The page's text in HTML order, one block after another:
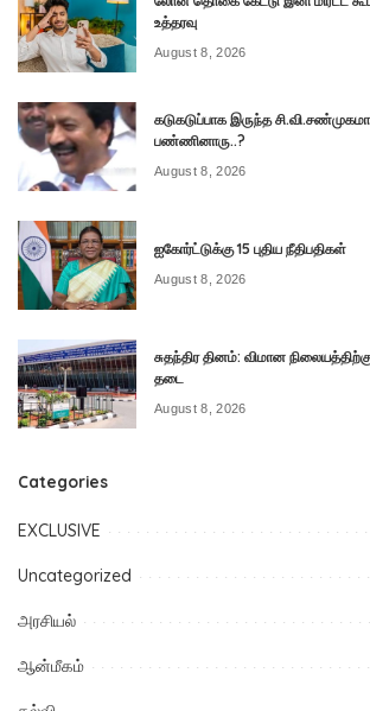
உத்தரவு
August 8, 2026
கடுகடுப்பாக இருந்த
பண்ணினாரு..?
August 8, 2026
ஐகோர்ட்டுக்கு 15 புதிய நீதிபதிகள்
August 8, 2026
சுதந்திர தினம்: விமான
தடை
August 8, 2026
Categories
EXCLUSIVE
Uncategorized
அரசியல்
ஆன்மீகம்